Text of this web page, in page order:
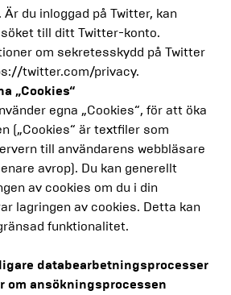
du inloggad på Twitter, kan
till ditt Twitter-konto.
om sekretesskydd på Twitter
twitter.com/privacy.
„Cookies“
egna „Cookies“, för att öka
(„Cookies“ är textfiler som
till användarens webbläsare
avrop). Du kan generellt
av cookies om du i din
lagringen av cookies. Detta kan
funktionalitet.
databearbetningsprocesser
om ansökningsprocessen